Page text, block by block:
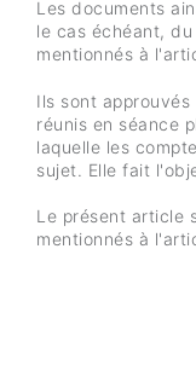
Les documents
le cas échéant,
mentionnés à
Ils sont
réunis en séance
laquelle les
sujet. Elle fait
Le présent article
mentionnés à